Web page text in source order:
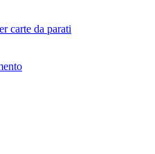
carte da parati